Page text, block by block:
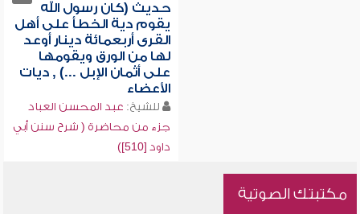
حديث (كان رسول الله
يقوم دية الخطأ على أهل
القرى أربعمائة دينار أوعد
لها من الورق ويقومها
على أثمان الإبل ...) , ديات
الأعضاء
للشيخ: عبد المحسن العباد
جزء من محاضرة ( شرح سنن أبي
داود [510])
مكتبتك الصوتية